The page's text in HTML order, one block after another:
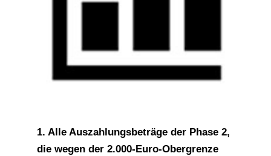
1. Alle Auszahlungsbeträge der Phase 2,
die wegen der 2.000-Euro-Obergrenze